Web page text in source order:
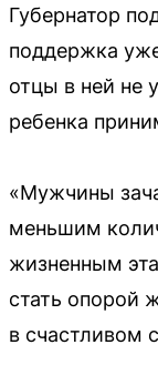
Губернатор
поддержка
отцы в ней не
ребенка
«Мужчины
меньшим
жизненным
стать опорой
в